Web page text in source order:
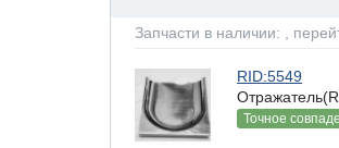
Запчасти в наличии: ,
RID:5549
Точное